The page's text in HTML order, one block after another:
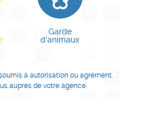
Garde
d'animaux
à autorisation ou agrément.
auprès de votre agence.